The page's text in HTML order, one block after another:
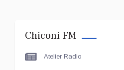
L'Association Zé Run pour
Chiconi FM
Atelier Radio